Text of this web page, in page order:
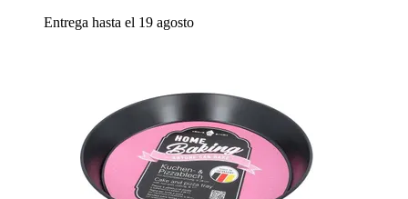
Entrega hasta el 19 agosto